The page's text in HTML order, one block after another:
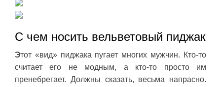
С чем носить вельветовый пиджак
Этот «вид» пиджака пугает многих мужчин. Кто-то
считает его не модным, а кто-то просто им
пренебрегает. Должны сказать, весьма напрасно.